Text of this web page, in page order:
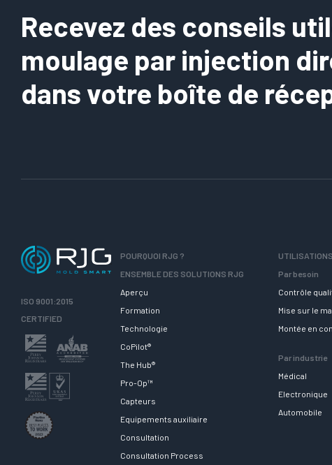
Recevez des conseils
moulage par injection
dans votre boîte de
ISO 9001:2015
CERTIFIED
POURQUOI RJG ?
ENSEMBLE DES SOLUTIONS RJG
Aperçu
Formation
Technologie
CoPilot®
The Hub®
Pro-Op™
Capteurs
Equipements auxiliaire
Consultation
Consultation Process
UTILISATIONS
Par besoin
Contrôle
Mise sur le
Montée en
Par industrie
Médical
Electronique
Automobile